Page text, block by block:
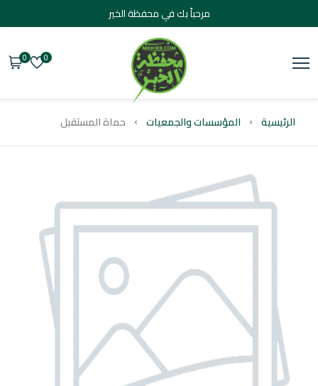
مرحباً بك في محفظة الخير
المؤسسات والجمعيات حماة المستقبل